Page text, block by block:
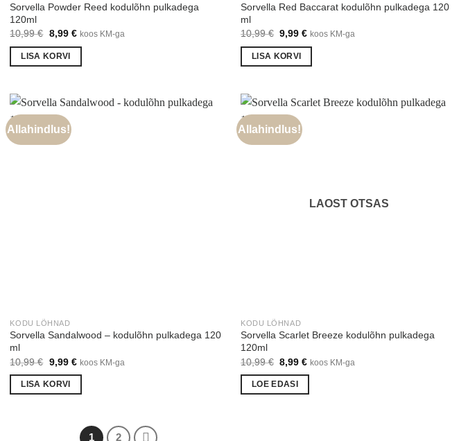
Sorvella Powder Reed kodulõhn pulkadega
120ml
10,99€ Algne
oli:
10,99 €.
8,99 €Praegune
koos KM-ga
LISA KORVI
Sorvella Red Baccarat kodulõhn pulkadega 120
ml
10,99€ Algne
oli:
10,99 €.
9,99€Praegune
koos KM-ga
LISA KORVI
Allahindlus!
KODU LÕHNAD
Sorvella Sandalwood – kodulõhn pulkadega 120
ml
10,99€ Algne
oli:
10,99 €.
9,99 €Praegune
koos KM-ga
LISA KORVI
Allahindlus!
LAOST OTSAS
KODU LÕHNAD
Sorvella Scarlet Breeze kodulõhn pulkadega
120ml
10,99€ Algne
oli:
10,99 €.
8,99€Praegune
koos KM-ga
LOE EDASI
1 2